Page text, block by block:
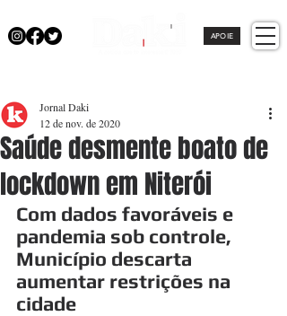
APOIE
Saúde desmente boato de
lockdown em Niterói
Jornal Daki
12 de nov. de 2020
Com dados favoráveis e
pandemia sob controle,
Município descarta
aumentar restrições na
cidade